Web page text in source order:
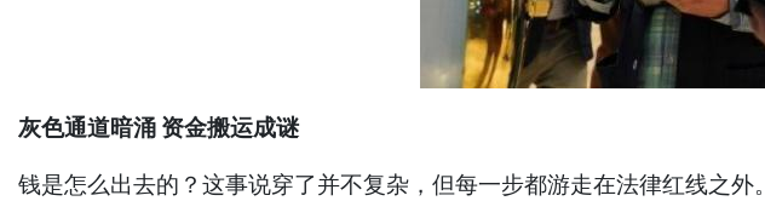
灰色通道暗涌 资金搬运成谜
钱是怎么出去的？这事说穿了并不复杂，但每一步都游走在法律红线之外。